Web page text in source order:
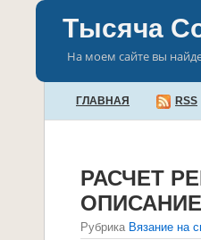
Тысяча
На моем сайте вы
ГЛАВНАЯ RSS
РАСЧЕТ
Рубрика Вязание на